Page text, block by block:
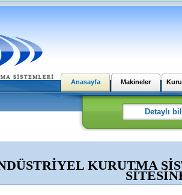
Anasayfa Makineler Kuru
KURUTMA